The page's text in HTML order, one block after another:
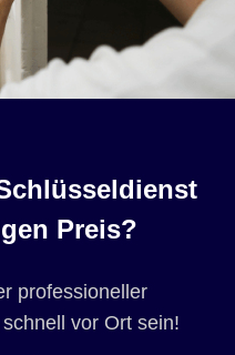
Preis?
professioneller
vor Ort sein!